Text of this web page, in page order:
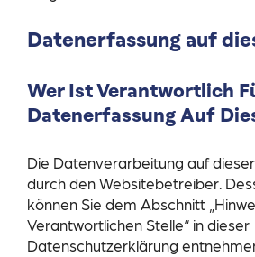
Datenerfassung auf
Wer Ist Verantwortlich
Datenerfassung Auf
Die Datenverarbeitung auf
durch den Websitebetreiber.
können Sie dem Abschnitt
Verantwortlichen Stelle“ in dieser
Datenschutzerklärung